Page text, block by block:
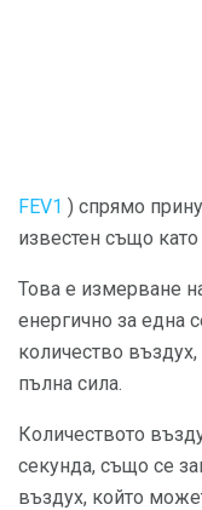
FEV1 ) спрямо
известен също
Това е измерване
енергично за една
количество
пълна сила.
Количеството
секунда, също се
въздух, който